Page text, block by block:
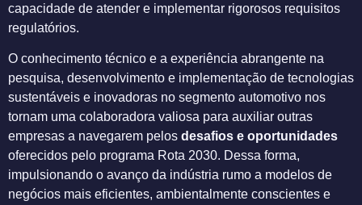
capacidade de atender e implementar rigorosos requisitos
regulatórios.
O conhecimento técnico e a experiência abrangente na
pesquisa, desenvolvimento e implementação de tecnologias
sustentáveis e inovadoras no segmento automotivo nos
tornam uma colaboradora valiosa para auxiliar outras
empresas a navegarem pelos desafios e oportunidades
oferecidos pelo programa Rota 2030. Dessa forma,
impulsionando o avanço da indústria rumo a modelos de
negócios mais eficientes, ambientalmente conscientes e